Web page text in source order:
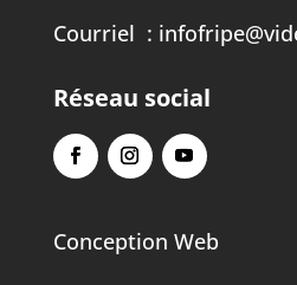
Courriel :
Réseau social
Conception Web